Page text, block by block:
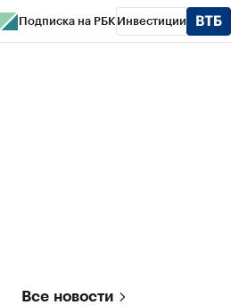
Подписка на РБК Инвестиции
Все новости